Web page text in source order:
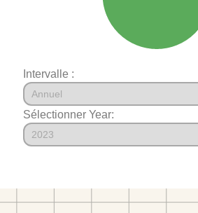
Intervalle :
Sélectionner Year: